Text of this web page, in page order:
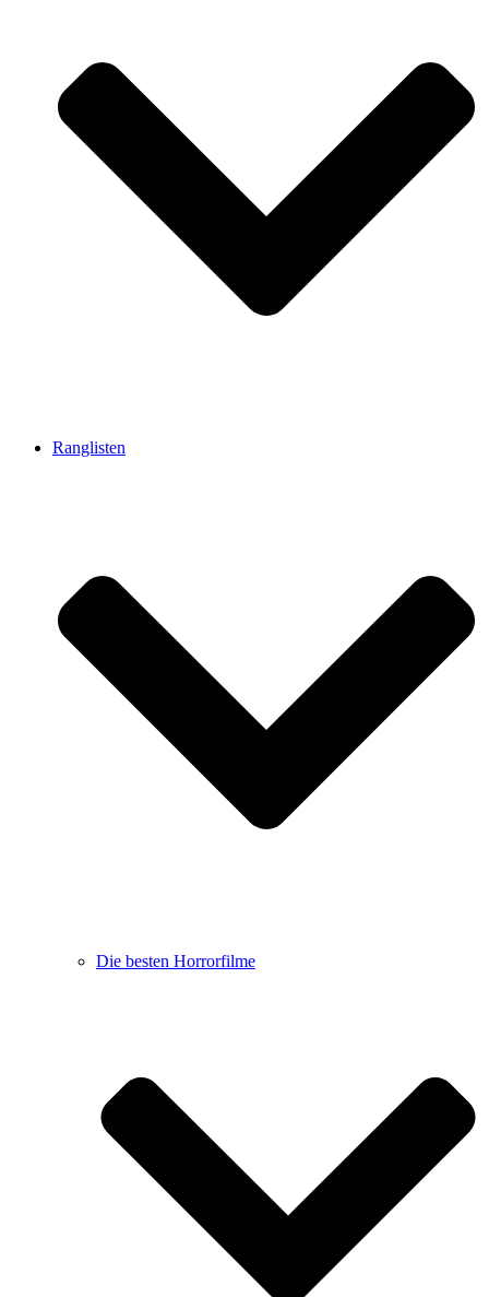
Ranglisten
Die besten Horrorfilme